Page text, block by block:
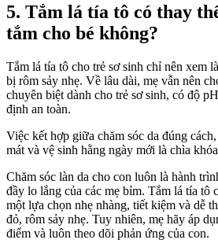
5. Tắm lá tía tô có thay
tắm cho bé không?
Tắm lá tía tô cho trẻ sơ sinh chỉ nên xem
bị rôm sảy nhẹ. Về lâu dài, mẹ vẫn nên
chuyên biệt dành cho trẻ sơ sinh, có độ
định an toàn.
Việc kết hợp giữa chăm sóc da đúng
mát và vệ sinh hằng ngày mới là chìa
Chăm sóc làn da cho con luôn là hành
đầy lo lắng của các mẹ bỉm. Tắm lá tía tô
một lựa chọn nhẹ nhàng, tiết kiệm và dễ
đỏ, rôm sảy nhẹ. Tuy nhiên, mẹ hãy áp
điểm và luôn theo dõi phản ứng của con.